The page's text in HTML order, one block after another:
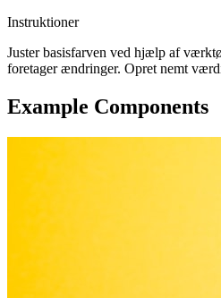
Instruktioner
Juster basisfarven ved hjælp af
foretager ændringer. Opret nemt
Example Components